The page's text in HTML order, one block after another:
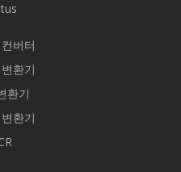
버터
환기
환기
환기